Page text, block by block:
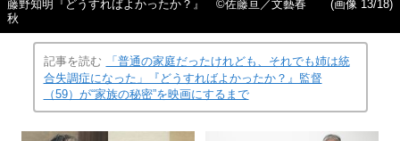
藤野知明『どうすればよかったか？』 ©佐藤亘／文藝春
秋
(画像 13/18)
記事を読む
「普通の家庭だったけれども、それでも姉は統
合失調症になった」『どうすればよかったか？』監督
（59）が“家族の秘密”を映画にするまで